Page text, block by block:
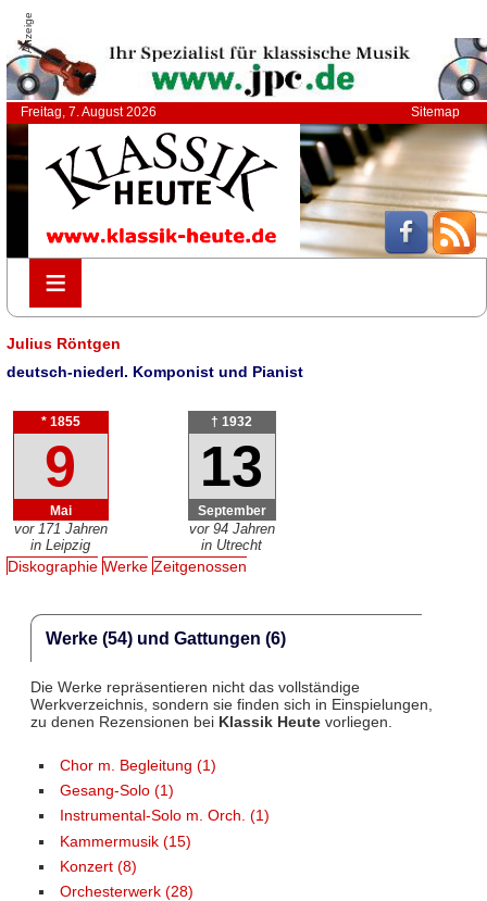
Anzeige
Freitag, 7. August 2026 Sitemap
≡
≡
Julius Röntgen
deutsch-niederl. Komponist und Pianist
* 1855
9
Mai
vor 171 Jahren
in Leipzig
† 1932
13
September
vor 94 Jahren
in Utrecht
Diskographie Werke Zeitgenossen
Werke (54) und Gattungen (6)
Die Werke repräsentieren nicht das vollständige
Werkverzeichnis, sondern sie finden sich in Einspielungen,
zu denen Rezensionen bei Klassik Heutevorliegen.
Chor m. Begleitung (1)
Gesang-Solo (1)
Instrumental-Solo m. Orch. (1)
Kammermusik (15)
Konzert (8)
Orchesterwerk (28)